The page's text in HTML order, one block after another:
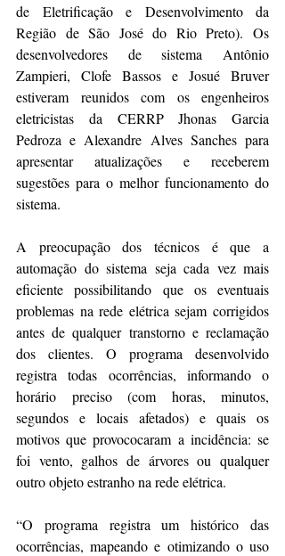
de Eletrificação e Desenvolvimento da
Região de São José do Rio Preto). Os
desenvolvedores de sistema Antônio
Zampieri, Clofe Bassos e Josué Bruver
estiveram reunidos com os engenheiros
eletricistas da CERRP Jhonas Garcia
Pedroza e Alexandre Alves Sanches para
apresentar atualizações e receberem
sugestões para o melhor funcionamento do
sistema.
A preocupação dos técnicos é que a
automação do sistema seja cada vez mais
eficiente possibilitando que os eventuais
problemas na rede elétrica sejam corrigidos
antes de qualquer transtorno e reclamação
dos clientes. O programa desenvolvido
registra todas ocorrências, informando o
horário preciso (com horas, minutos,
segundos e locais afetados) e quais os
motivos que provococaram a incidência: se
foi vento, galhos de árvores ou qualquer
outro objeto estranho na rede elétrica.
“O programa registra um histórico das
ocorrências, mapeando e otimizando o uso